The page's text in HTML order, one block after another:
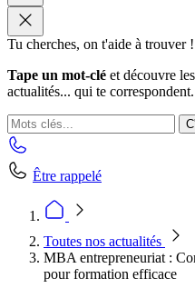
Tu cherches, on t'aide à trouver !
Tape un mot-clé et découvre
actualités... qui te correspondent.
Être rappelé
Toutes nos actualités
MBA entrepreneuriat :
pour formation efficace